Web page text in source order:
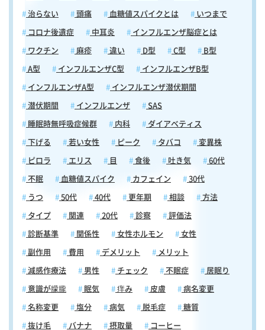
治らない 頭痛 血糖値スパイクとは いつまで
コロナ後遺症 中耳炎 インフルエンザ脳症とは
ワクチン 麻疹 違い D型 C型 B型
A型 インフルエンザC型 インフルエンザB型
インフルエンザA型 インフルエンザ潜伏期間
潜伏期間 インフルエンザ SAS
睡眠時無呼吸症候群 内科 ダイアベティス
下げる 若い女性 ピーク タバコ 変異株
ピロラ エリス 目 食後 吐き気 60代
不眠 血糖値スパイク カフェイン 30代
うつ 50代 40代 更年期 相談 方法
タイプ 関連 20代 診察 評価法
診断基準 関係性 女性ホルモン 女性
副作用 費用 デメリット メリット
減感作療法 男性 チェック 不眠症 居眠り
意識が朦朧 眠気 痒み 皮膚 病名変更
名称変更 塩分 病気 脱毛症 糖質
抜け毛 バナナ 摂取量 コーヒー